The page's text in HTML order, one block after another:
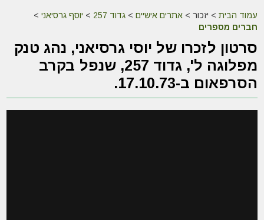
עמוד הבית > יזכור >אתרים אישיים >גדוד 257 > יוסף גרסיאני >
חברים מספרים
סרטון לזכרו של יוסי גרסיאני, נהג טנק
מפלוגה ל', גדוד 257, שנפל בקרב
הסרפאום ב-17.10.73.